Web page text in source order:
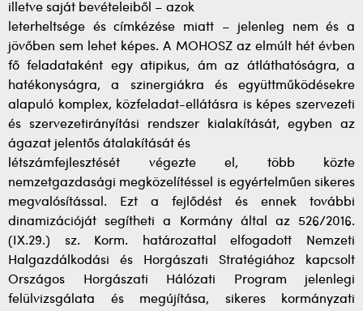
illetve saját bevételeiből – azok
leterheltsége és címkézése miatt – jelenleg nem és a
jövőben sem lehet képes. A MOHOSZ az elmúlt hét évben
fő feladataként egy atipikus, ám az átláthatóságra, a
hatékonyságra, a szinergiákra és együttműködésekre
alapuló komplex, közfeladat-ellátásra is képes szervezeti
és szervezetirányítási rendszer kialakítását, egyben az
ágazat jelentős átalakítását és
létszámfejlesztését végezte el, több közte
nemzetgazdasági megközelítéssel is egyértelműen sikeres
megvalósítással. Ezt a fejlődést és ennek további
dinamizációját segítheti a Kormány által az 526/2016.
(IX.29.) sz. Korm. határozattal elfogadott Nemzeti
Halgazdálkodási és Horgászati Stratégiához kapcsolt
Országos Horgászati Hálózati Program jelenlegi
felülvizsgálata és megújítása, sikeres kormányzati